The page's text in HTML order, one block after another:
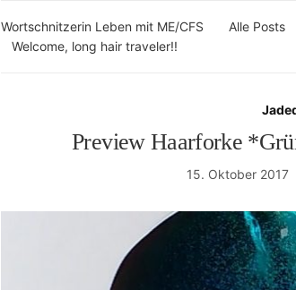
Wortschnitzerin Leben mit ME/CFS Alle Posts
Welcome, long hair traveler!!
Preview Haarforke
15. Oktober 2017